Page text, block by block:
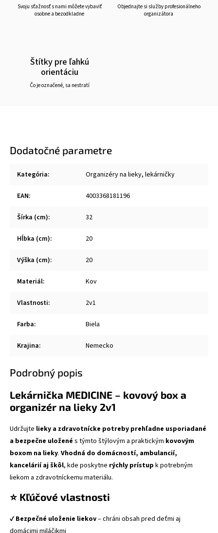
Svoju sťažnosť s nami môžete vybaviť
osobne a bezodkladne
Objednajte si služby profesionálneho
organizátora
Štítky pre ľahkú
orientáciu
Čo je označené, sa nestratí
Dodatočné parametre
Kategória: Organizéry na lieky, lekárničky
EAN: 4003368181196
Šírka (cm): 32
Hĺbka (cm): 20
Výška (cm): 20
Materiál: Kov
Vlastnosti: 2v1
Farba: Biela
Krajina: Nemecko
Podrobný popis
Lekárnička MEDICINE – kovový box a
organizér na lieky 2v1
Udržujte lieky a zdravotnícke potreby prehľadne usporiadané
a bezpečne uložené s týmto štýlovým a praktickým kovovým
boxom na lieky. Vhodná do domácností, ambulancií,
kancelárií aj škôl, kde poskytne rýchly prístup k potrebným
liekom a zdravotníckemu materiálu.
⭐ Kľúčové vlastnosti
✔ Bezpečné uloženie liekov– chráni obsah pred deťmi aj
domácimi miláčikmi